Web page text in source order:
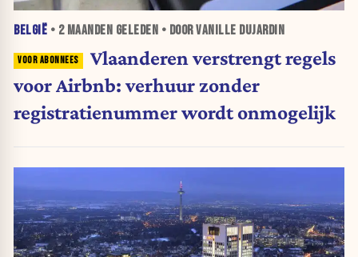
BELGIË • 2 MAANDEN GELEDEN • DOOR VANILLE DUJARDIN
Vlaanderen verstrengt regels
voor Airbnb: verhuur zonder
registratienummer wordt onmogelijk